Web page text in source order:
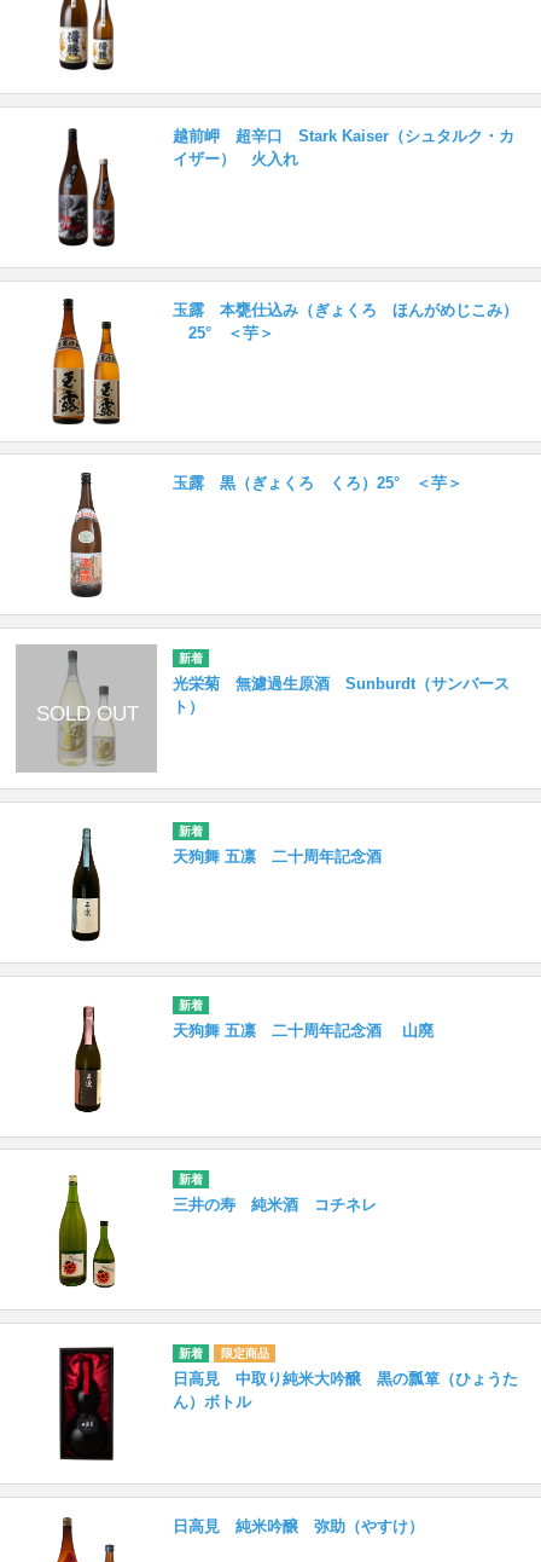
越前岬 超辛口 Stark Kaiser（シュタルク・カ
イザー） 火入れ
玉露 本甕仕込み（ぎょくろ ほんがめじこみ）
25° ＜芋＞
玉露 黒（ぎょくろ くろ）25° ＜芋＞
光栄菊 無濾過生原酒 Sunburdt（サンバース
ト）
天狗舞 五凛 二十周年記念酒
天狗舞 五凛 二十周年記念酒 山廃
三井の寿 純米酒 コチネレ
日高見 中取り純米大吟醸 黒の瓢箪（ひょうた
ん）ボトル
日高見 純米吟醸 弥助（やすけ）